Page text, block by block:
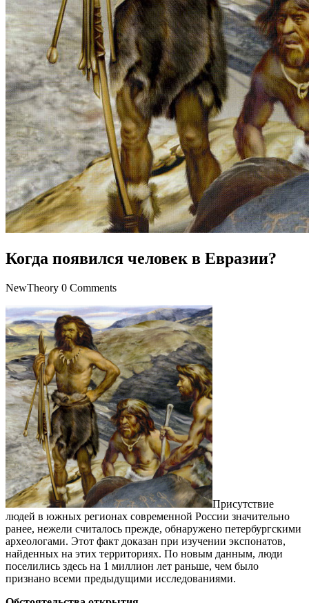
Когда появился человек в Евразии?
NewTheory 0 Comments
Присутствие
людей в южных регионах современной России значительно
ранее, нежели считалось прежде, обнаружено петербургскими
археологами. Этот факт доказан при изучении экспонатов,
найденных на этих территориях. По новым данным, люди
поселились здесь на 1 миллион лет раньше, чем было
признано всеми предыдущими исследованиями.